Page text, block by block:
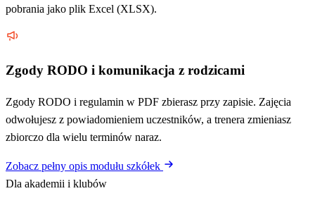
pobrania jako plik Excel (XLSX).
Zgody RODO i komunikacja z rodzicami
Zgody RODO i regulamin w PDF zbierasz przy zapisie. Zajęcia
odwołujesz z powiadomieniem uczestników, a trenera zmieniasz
zbiorczo dla wielu terminów naraz.
Zobacz pełny opis modułu szkółek
Dla akademii i klubów